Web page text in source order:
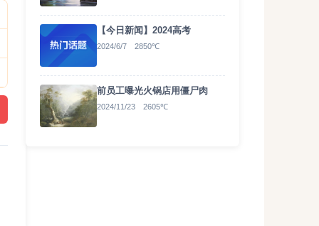
【今日新闻】2024高考
2024/6/7 2850℃
前员工曝光火锅店用僵尸肉
2024/11/23 2605℃